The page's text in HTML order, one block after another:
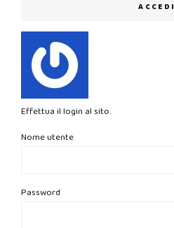
ACCEDI
Effettua il login al sito.
Nome utente
Password